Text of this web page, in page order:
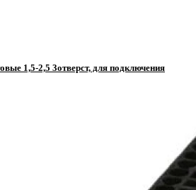
1,5-2,5 3отверст, для подключения